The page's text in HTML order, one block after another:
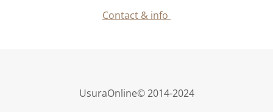
Contact & info
UsuraOnline© 2014-2024